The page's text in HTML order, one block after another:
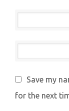
Save my
for the next